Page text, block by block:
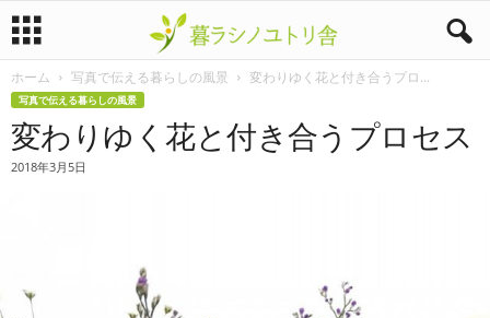
暮
ラ
ホーム 写真で伝える暮らしの風景 変わりゆく花と付き合うプロ...
写真で伝える暮らしの風景
変わりゆく花と付き合うプロセス
2018年3月5日